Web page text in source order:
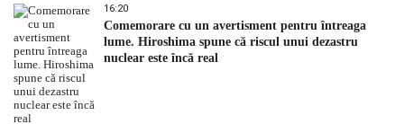
16:20
Comemorare cu un avertisment pentru întreaga
lume. Hiroshima spune că riscul unui dezastru
nuclear este încă real